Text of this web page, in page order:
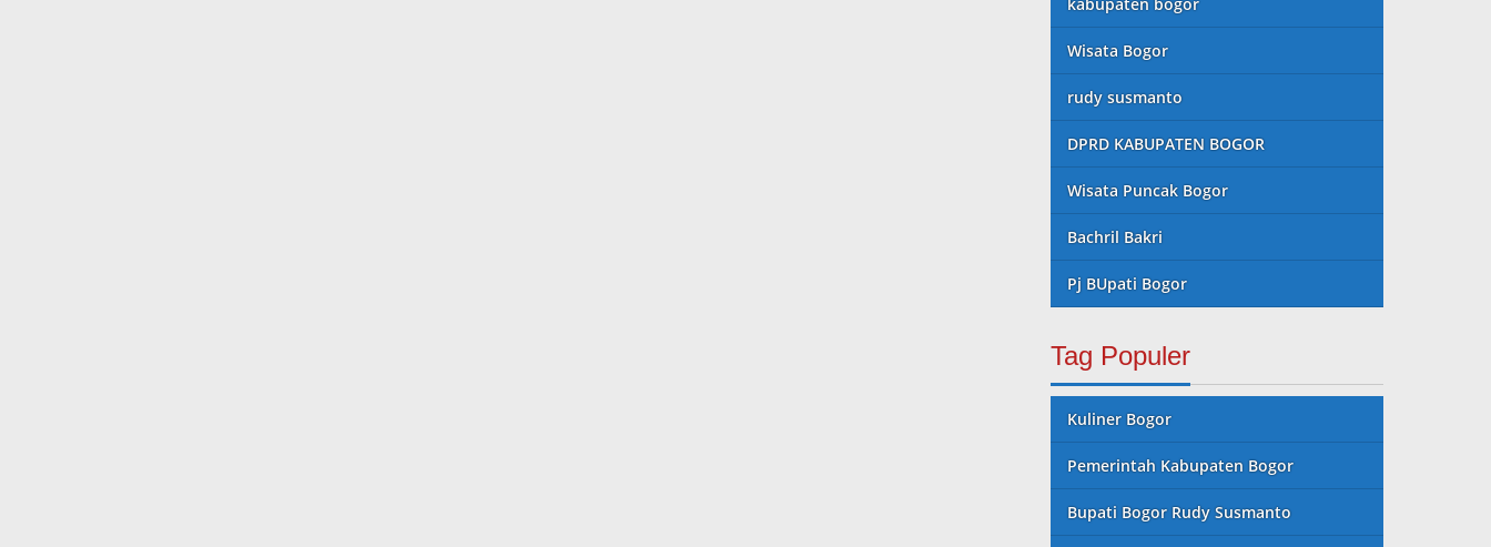
Wisata Bogor
rudy susmanto
DPRD KABUPATEN BOGOR
Wisata Puncak Bogor
Bachril Bakri
Pj BUpati Bogor
Tag Populer
Kuliner Bogor
Pemerintah Kabupaten Bogor
Bupati Bogor Rudy Susmanto